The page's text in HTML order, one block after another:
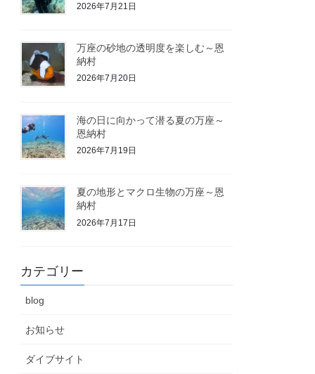
2026年7月21日
万座の砂地の透明度を楽しむ～恩
納村
2026年7月20日
海の日に向かって潜る夏の万座～
恩納村
2026年7月19日
夏の地形とマクロ生物の万座～恩
納村
2026年7月17日
カテゴリー
blog
お知らせ
ダイブサイト